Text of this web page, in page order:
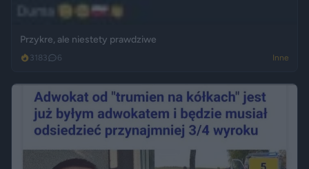
Przykre, ale niestety prawdziwe
3183 6 Inne